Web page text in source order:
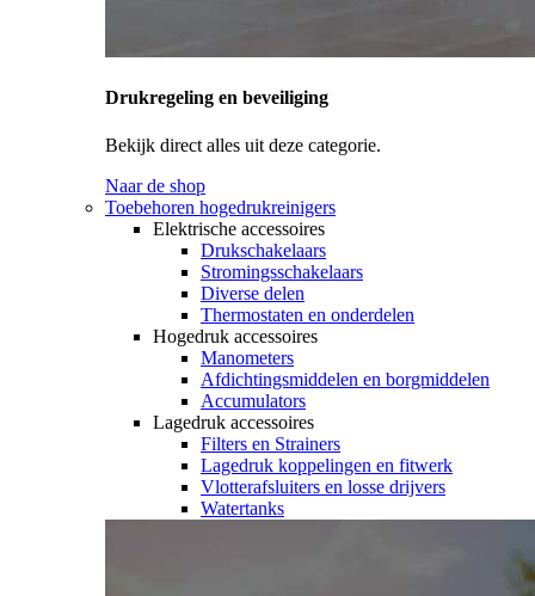
Drukregeling en beveiliging
Bekijk direct alles uit deze categorie.
Naar de shop
Toebehoren hogedrukreinigers
Elektrische accessoires
Drukschakelaars
Stromingsschakelaars
Diverse delen
Thermostaten en onderdelen
Hogedruk accessoires
Manometers
Afdichtingsmiddelen en borgmiddelen
Accumulators
Lagedruk accessoires
Filters en Strainers
Lagedruk koppelingen en fitwerk
Vlotterafsluiters en losse drijvers
Watertanks